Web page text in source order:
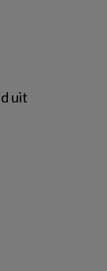
uit